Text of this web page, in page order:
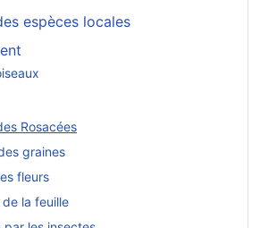
espèces locales
Rosacées
graines
fleurs
la feuille